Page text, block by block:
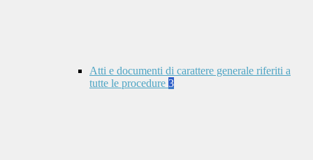
Atti e documenti di carattere generale riferiti a
tutte le procedure 3